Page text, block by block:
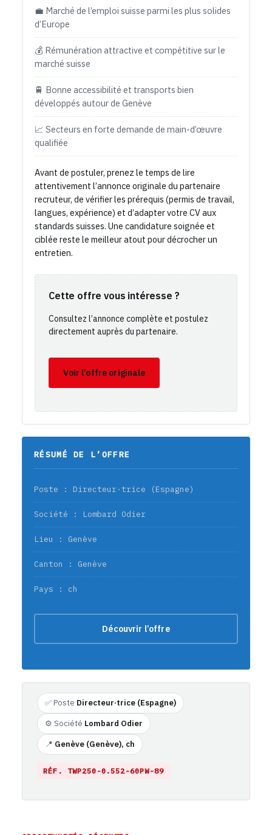
💼 Marché de l’emploi suisse parmi les plus solides
d’Europe
💰 Rémunération attractive et compétitive sur le
marché suisse
🚆 Bonne accessibilité et transports bien
développés autour de Genève
📈 Secteurs en forte demande de main-d’œuvre
qualifiée
Avant de postuler, prenez le temps de lire
attentivement l’annonce originale du partenaire
recruteur, de vérifier les prérequis (permis de travail,
langues, expérience) et d’adapter votre CV aux
standards suisses. Une candidature soignée et
ciblée reste le meilleur atout pour décrocher un
entretien.
Cette offre vous intéresse ?
Consultez l’annonce complète et postulez
directement auprès du partenaire.
Voir l’offre originale
RÉSUMÉ DE L’OFFRE
Poste : Directeur·trice (Espagne)
Société : Lombard Odier
Lieu : Genève
Canton : Genève
Pays : ch
Découvrir l’offre
✅ Poste Directeur·trice (Espagne)
⚙️ Société Lombard Odier
📍 Genève (Genève), ch
RÉF. TWP250-0.552-60PW-89